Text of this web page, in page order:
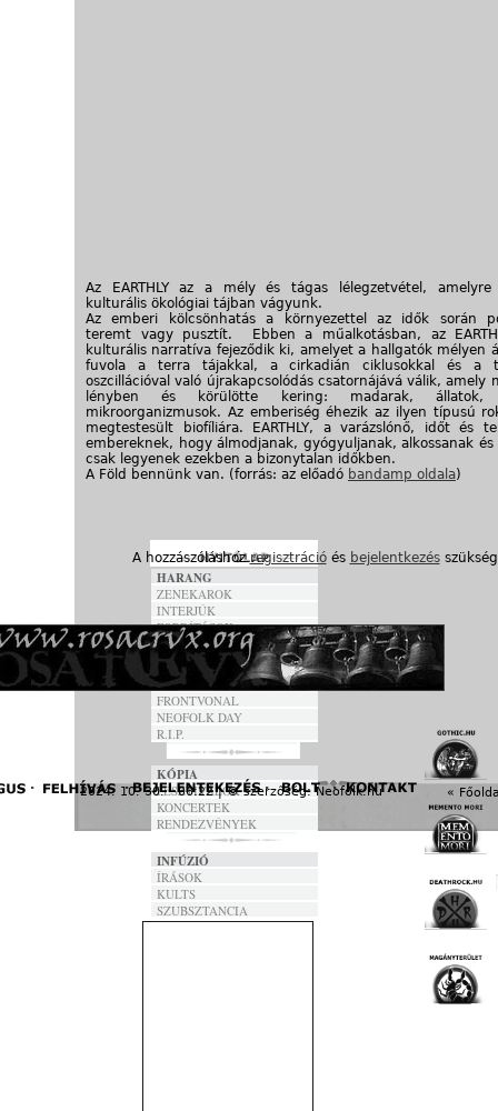
Az EARTHLY az a mély és tágas lélegzetvétel,
kulturális ökológiai tájban vágyunk.
Az emberi kölcsönhatás a környezettel az idők során
teremt vagy pusztít. Ebben a műalkotásban, az
kulturális narratíva fejeződik ki, amelyet a hallgatók mélyen
fuvola a terra tájakkal, a cirkadián ciklusokkal és a
oszcillációval való újrakapcsolódás csatornájává válik, amely
lényben és körülötte kering: madarak, állatok,
mikroorganizmusok. Az emberiség éhezik az ilyen típusú
megtestesült biofíliára. EARTHLY, a varázslónő, időt és
embereknek, hogy álmodjanak, gyógyuljanak, alkossanak és
csak legyenek ezekben a bizonytalan időkben.
A Föld bennünk van. (forrás: az előadó bandamp oldala)
A hozzászóláshozregisztrációés bejelentkezés
2024. 10. 30. - 06:22 | © szerzőség:Neofolk.hu «
HARANG
ZENEKAROK
INTERJÚK
FORDÍTÁSOK
DALSZÖVEGEK
ANNO
FRONTVONAL
NEOFOLK DAY
R.I.P.
KÓPIA
FESZTIVÁLOK
KONCERTEK
RENDEZVÉNYEK
INFÚZIÓ
ÍRÁSOK
KULTS
SZUBSZTANCIA